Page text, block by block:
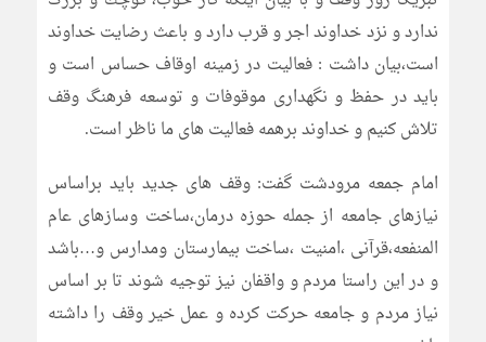
ندارد و نزد خداوند اجر و قرب دارد و باعث رضایت خداوند
است،بیان داشت : فعالیت در زمینه اوقاف حساس است و
باید در حفظ و نگهداری موقوفات و توسعه فرهنگ وقف
تلاش كنیم و خداوند برهمه فعالیت های ما ناظر است.
امام جمعه مرودشت گفت: وقف های جدید باید براساس
نیازهای جامعه از جمله حوزه درمان،ساخت وسازهای عام
المنفعه،قرآنی ،امنیت ،ساخت بیمارستان ومدارس و…باشد
و در این راستا مردم و واقفان نیز توجیه شوند تا بر اساس
نیاز مردم و جامعه حركت كرده و عمل خیر وقف را داشته